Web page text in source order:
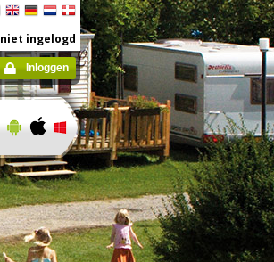
niet ingelogd
Inloggen